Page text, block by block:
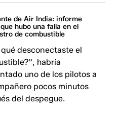
de Air India: informe
hubo una falla en el
de combustible
desconectaste el
habría
uno de los pilotos a
pocos minutos
del despegue.